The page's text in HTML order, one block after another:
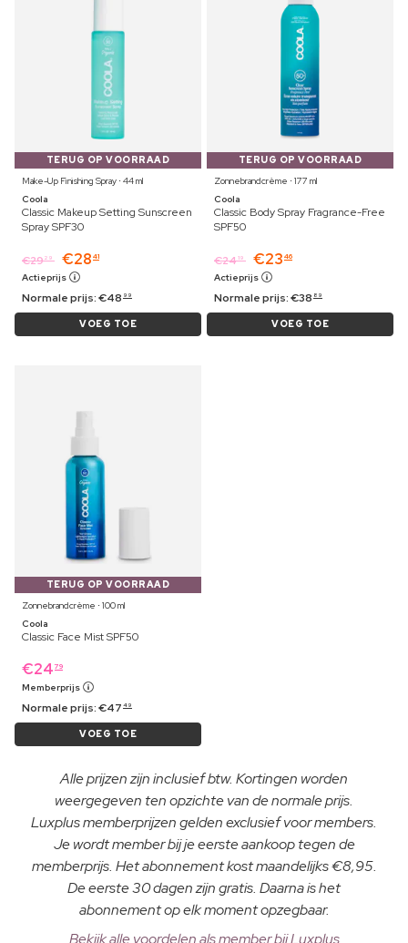
TERUG OP VOORRAAD
Make-Up Finishing Spray ⋅ 44 ml
Coola
Classic Makeup Setting Sunscreen
Spray SPF30
€2929 €28 41
Actieprijs
Normale prijs:€48 99
VOEG TOE
TERUG OP VOORRAAD
Zonnebrandcrème ⋅ 177 ml
Coola
Classic Body Spray Fragrance-Free
SPF50
€2419 €23 46
Actieprijs
Normale prijs:€38 89
VOEG TOE
TERUG OP VOORRAAD
Zonnebrandcrème ⋅ 100 ml
Coola
Classic Face Mist SPF50
€24 79
Memberprijs
Normale prijs:€47 49
VOEG TOE
Alle prijzen zijn inclusief btw. Kortingen worden
weergegeven ten opzichte van de normale prijs.
Luxplus memberprijzen gelden exclusief voor members.
Je wordt member bij je eerste aankoop tegen de
memberprijs. Het abonnement kost maandelijks €8,95.
De eerste 30 dagen zijn gratis. Daarna is het
abonnement op elk moment opzegbaar.